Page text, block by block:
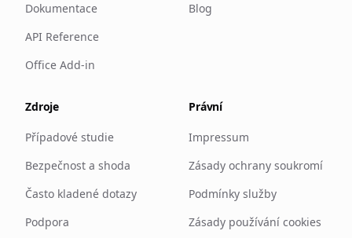
Dokumentace
API Reference
Office Add-in
Blog
Zdroje
Případové studie
Bezpečnost a shoda
Často kladené dotazy
Podpora
Právní
Impressum
Zásady ochrany soukromí
Podmínky služby
Zásady používání cookies